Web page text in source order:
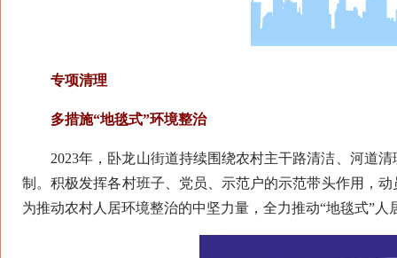
专项清理
多措施“地毯式”环境整治
2023年，卧龙山街道持续围绕农村主干路清洁、河道清
制。积极发挥各村班子、党员、示范户的示范带头作用，
为推动农村人居环境整治的中坚力量，全力推动“地毯式”人